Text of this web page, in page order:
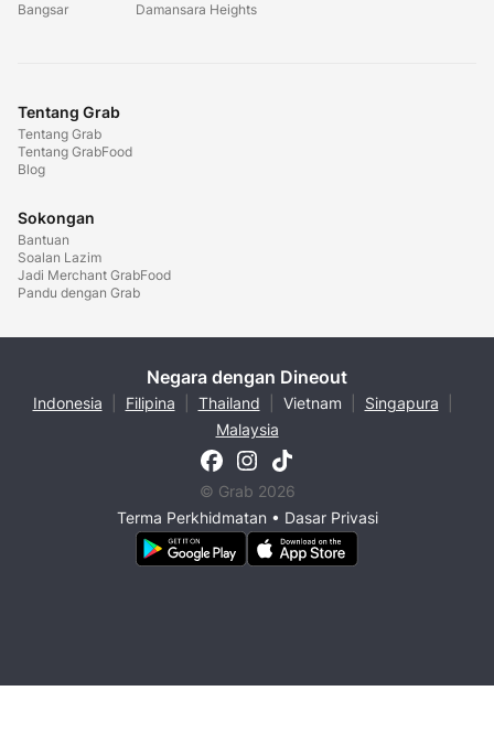
Bangsar
Damansara Heights
Tentang Grab
Tentang Grab
Tentang GrabFood
Blog
Sokongan
Bantuan
Soalan Lazim
Jadi Merchant GrabFood
Pandu dengan Grab
Negara dengan Dineout
Indonesia Filipina Thailand Vietnam Singapura
Malaysia
© Grab 2026
Terma Perkhidmatan• Dasar Privasi